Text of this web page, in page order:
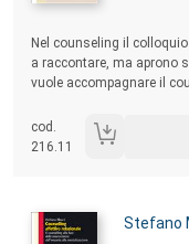
Nel counseling il
a raccontare, ma aprono
vuole accompagnare il
mosse evitare, come
cod.
216.11
Autori:
Stefano